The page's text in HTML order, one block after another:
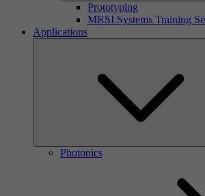
Prototyping
MRSI Systems Training
Applications
Photonics